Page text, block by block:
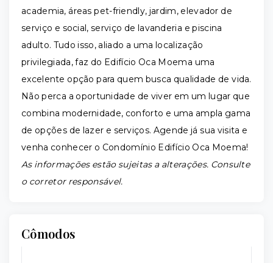
academia, áreas pet-friendly, jardim, elevador de
serviço e social, serviço de lavanderia e piscina
adulto. Tudo isso, aliado a uma localização
privilegiada, faz do Edifício Oca Moema uma
excelente opção para quem busca qualidade de vida.
Não perca a oportunidade de viver em um lugar que
combina modernidade, conforto e uma ampla gama
de opções de lazer e serviços. Agende já sua visita e
venha conhecer o Condomínio Edifício Oca Moema!
As informações estão sujeitas a alterações. Consulte
o corretor responsável.
Cômodos